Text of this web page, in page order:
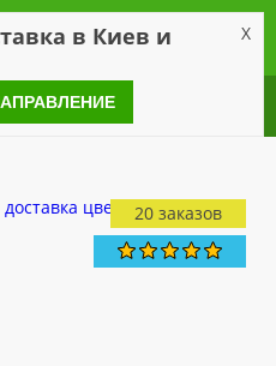
20 заказов
в Киев и X